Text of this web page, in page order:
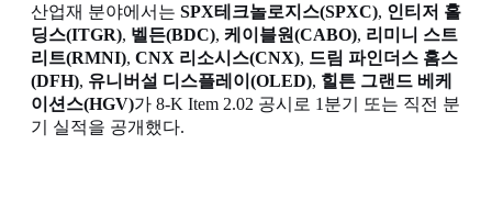
산업재 분야에서는 SPX테크놀로지스(SPXC), 인티저 홀
딩스(ITGR), 벨든(BDC), 케이블원(CABO), 리미니 스트
리트(RMNI), CNX 리소시스(CNX), 드림 파인더스 홈스
(DFH), 유니버설 디스플레이(OLED), 힐튼 그랜드 베케
이션스(HGV)가 8-K Item 2.02 공시로 1분기 또는 직전 분
기 실적을 공개했다.